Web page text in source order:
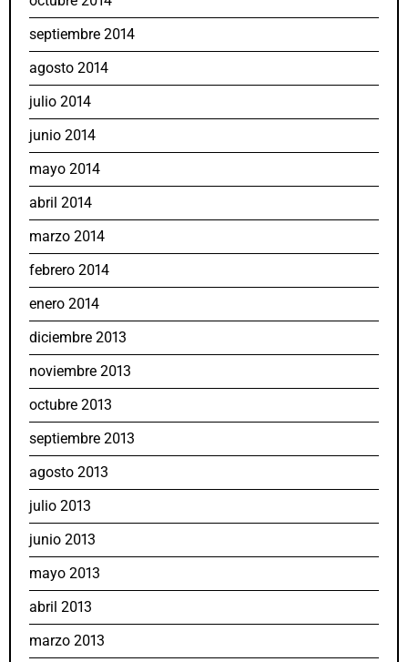
septiembre 2014
agosto 2014
julio 2014
junio 2014
mayo 2014
abril 2014
marzo 2014
febrero 2014
enero 2014
diciembre 2013
noviembre 2013
octubre 2013
septiembre 2013
agosto 2013
julio 2013
junio 2013
mayo 2013
abril 2013
marzo 2013